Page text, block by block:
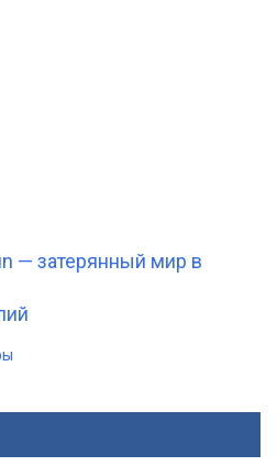
— затерянный мир в